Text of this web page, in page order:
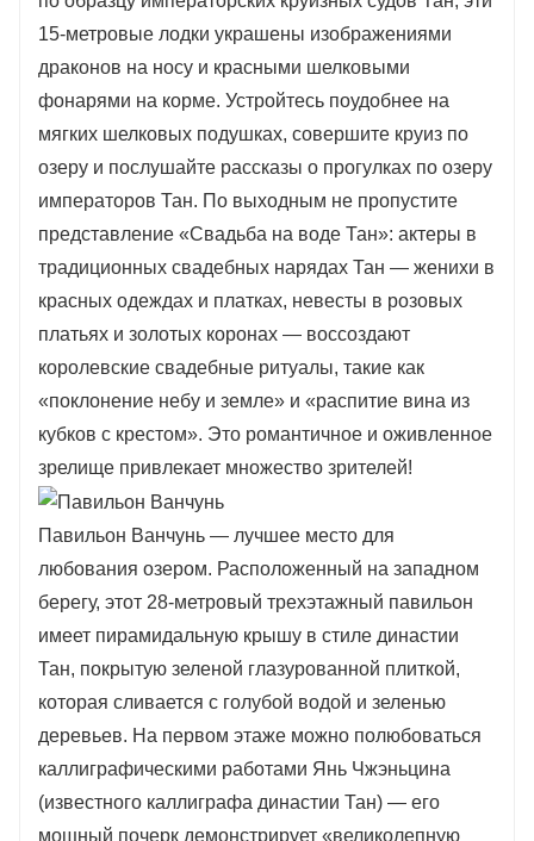
15-метровые лодки украшены изображениями
драконов на носу и красными шелковыми
фонарями на корме. Устройтесь поудобнее на
мягких шелковых подушках, совершите круиз по
озеру и послушайте рассказы о прогулках по озеру
императоров Тан. По выходным не пропустите
представление «Свадьба на воде Тан»: актеры в
традиционных свадебных нарядах Тан — женихи в
красных одеждах и платках, невесты в розовых
платьях и золотых коронах — воссоздают
королевские свадебные ритуалы, такие как
«поклонение небу и земле» и «распитие вина из
кубков с крестом». Это романтичное и оживленное
зрелище привлекает множество зрителей!
Павильон Ванчунь — лучшее место для
любования озером. Расположенный на западном
берегу, этот 28-метровый трехэтажный павильон
имеет пирамидальную крышу в стиле династии
Тан, покрытую зеленой глазурованной плиткой,
которая сливается с голубой водой и зеленью
деревьев. На первом этаже можно полюбоваться
каллиграфическими работами Янь Чжэньцина
(известного каллиграфа династии Тан) — его
мощный почерк демонстрирует «великолепную